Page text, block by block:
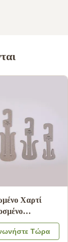
εσωρούχων
με
ISO9001 FSC
Τώρα